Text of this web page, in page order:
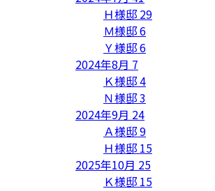
Ｈ様邸 29
Ｍ様邸6
Ｙ様邸6
2024年8月 7
Ｋ様邸4
Ｎ様邸3
2024年9月 24
Ａ様邸9
Ｈ様邸 15
2025年10月 25
Ｋ様邸 15